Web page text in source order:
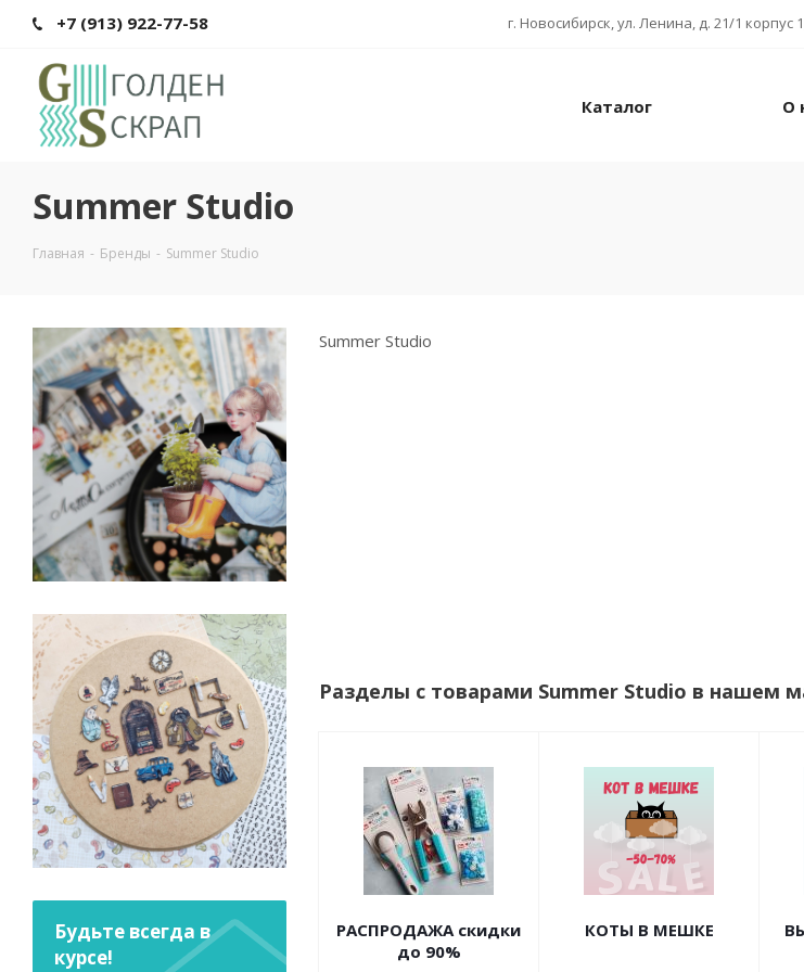
+7 (913) 922-77-58 г. Новосибирск, ул. Ленина, д. 21/1 корпус
Каталог О
Summer Studio
Главная - Бренды - Summer Studio
Summer Studio
Разделы с товарами Summer Studio в нашем
РАСПРОДАЖА скидки
до 90%
КОТЫ В МЕШКЕ
Будьте всегда в
курсе!